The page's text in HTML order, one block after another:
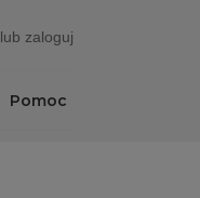
lub zaloguj
Pomoc